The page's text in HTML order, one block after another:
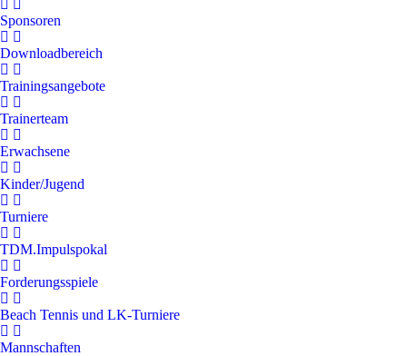
Sponsoren
Downloadbereich
Trainingsangebote
Trainerteam
Erwachsene
Kinder/Jugend
Turniere
TDM.Impulspokal
Forderungsspiele
Beach Tennis und LK-Turniere
Mannschaften